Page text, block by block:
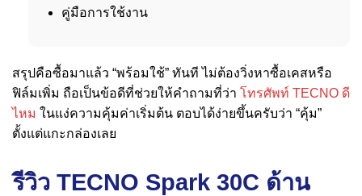
คู่มือการใช้งาน
สรุปคือซื้อมาแล้ว “พร้อมใช้” ทันที ไม่ต้องวิ่งหาซื้อเคสหรือ
ฟิล์มเพิ่ม ถือเป็นข้อดีที่ช่วยให้คำถามที่ว่า โทรศัพท์ TECNO ดี
ไหม ในแง่ความคุ้มค่าเริ่มต้น ตอบได้ง่ายขึ้นครับว่า “คุ้ม”
ตั้งแต่แกะกล่องเลย
รีวิว TECNO Spark 30C ด้าน